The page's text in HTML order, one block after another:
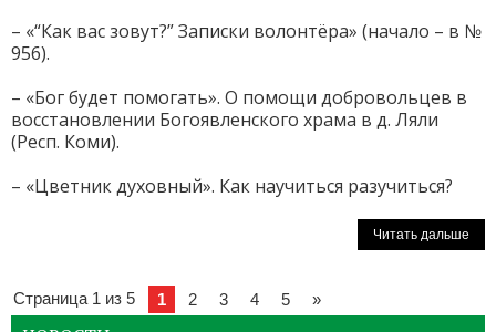
– «“Как вас зовут?” Записки волонтёра» (начало – в №
956).
– «Бог будет помогать». О помощи добровольцев в
восстановлении Богоявленского храма в д. Ляли
(Респ. Коми).
– «Цветник духовный». Как научиться разучиться?
Читать дальше
Страница 1 из 5 1 2 3 4 5 »